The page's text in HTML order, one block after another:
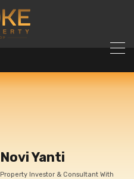
Novi Yanti
Property Investor & Consultant With